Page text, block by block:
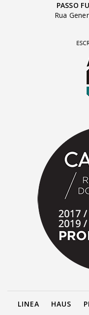
PASSO
Rua
LINEA HAUS